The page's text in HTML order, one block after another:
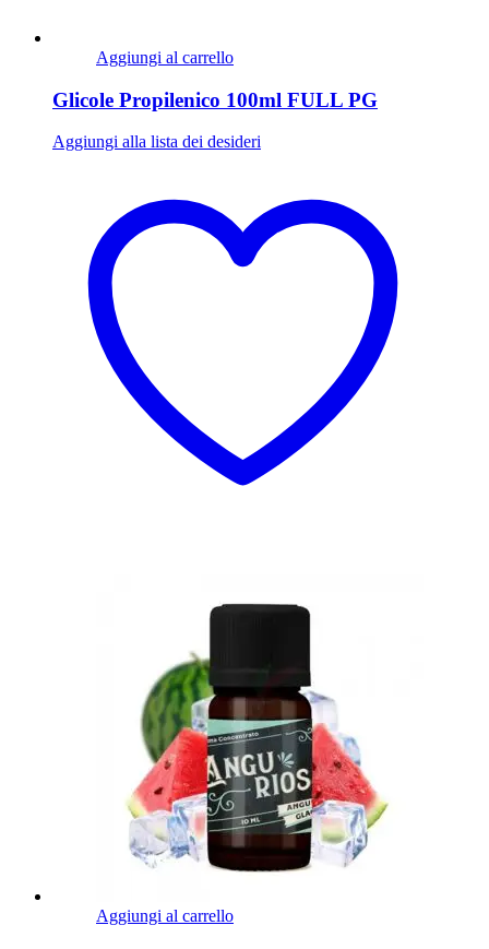
Aggiungi al carrello
Glicole Propilenico 100ml FULL PG
Aggiungi alla lista dei desideri
Aggiungi al carrello